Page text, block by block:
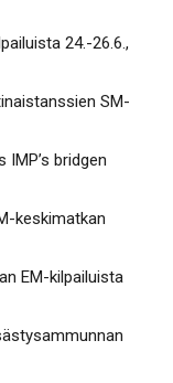
24.-26.6.,
SM-
bridgen
keskimatkan
EM-kilpailuista